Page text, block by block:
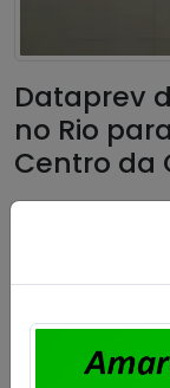
Dataprev
no Rio
Centro da
A decisão da
leva aos seus